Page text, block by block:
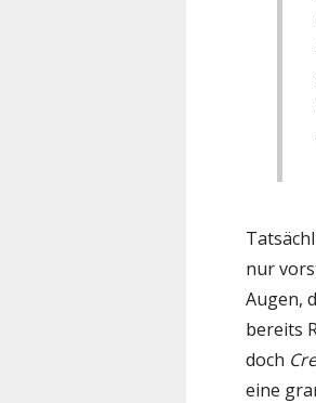
nur
Augen,
bereits
doch
eine